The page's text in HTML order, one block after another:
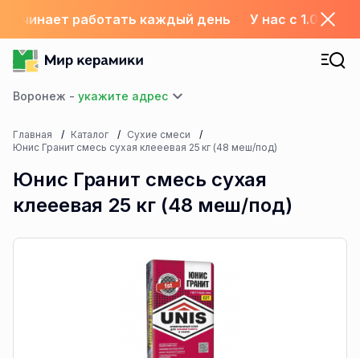
начинает работать каждый день У нас с 1.06
Воронеж -
Главная Каталог
Сухие смеси
Юнис Гранит смесь сухая клееевая 25 кг (48 меш/под)
Юнис Гранит смесь сухая
клееевая 25 кг (48 меш/под)